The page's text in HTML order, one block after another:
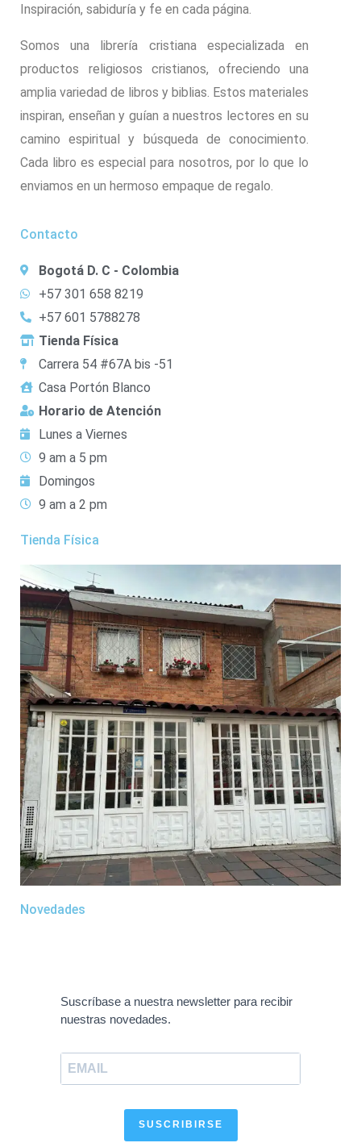
Inspiración, sabiduría y fe en cada página.
Somos una librería cristiana especializada en
productos religiosos cristianos, ofreciendo una
amplia variedad de libros y biblias. Estos materiales
inspiran, enseñan y guían a nuestros lectores en su
camino espiritual y búsqueda de conocimiento.
Cada libro es especial para nosotros, por lo que lo
enviamos en un hermoso empaque de regalo.
Contacto
Bogotá D. C - Colombia
+57 301 658 8219
+57 601 5788278
Tienda Física
Carrera 54 #67A bis -51
Casa Portón Blanco
Horario de Atención
Lunes a Viernes
9 am a 5 pm
Domingos
9 am a 2 pm
Tienda Física
Novedades
Suscríbase a nuestra newsletter para recibir
nuestras novedades.
SUSCRIBIRSE